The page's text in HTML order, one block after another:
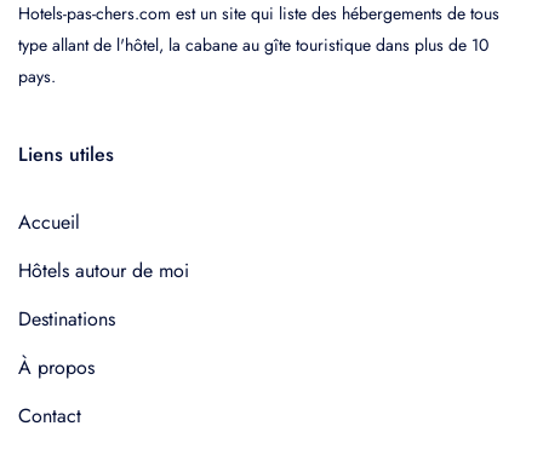
Hotels-pas-chers.com est un site qui liste des hébergements de tous
type allant de l'hôtel, la cabane au gîte touristique dans plus de 10
pays.
Liens utiles
Accueil
Hôtels autour de moi
Destinations
À propos
Contact